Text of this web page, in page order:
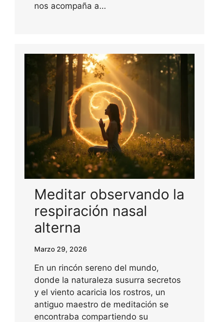
nos acompaña a…
Meditar observando la
respiración nasal
alterna
Marzo 29, 2026
En un rincón sereno del mundo,
donde la naturaleza susurra secretos
y el viento acaricia los rostros, un
antiguo maestro de meditación se
encontraba compartiendo su